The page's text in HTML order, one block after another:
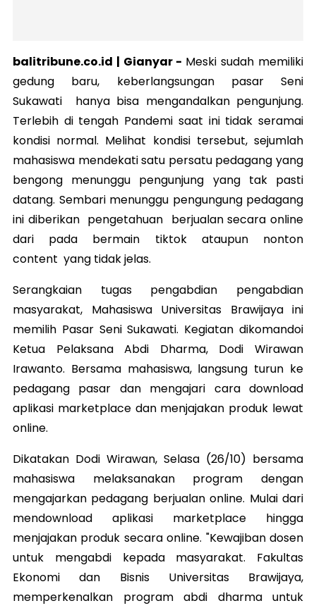
balitribune.co.id | Gianyar - Meski sudah memiliki
gedung baru, keberlangsungan pasar Seni
Sukawati hanya bisa mengandalkan pengunjung.
Terlebih di tengah Pandemi saat ini tidak seramai
kondisi normal. Melihat kondisi tersebut, sejumlah
mahasiswa mendekati satu persatu pedagang yang
bengong menunggu pengunjung yang tak pasti
datang. Sembari menunggu pengungung pedagang
ini diberikan pengetahuan berjualan secara online
dari pada bermain tiktok ataupun nonton
content yang tidak jelas.
Serangkaian tugas pengabdian pengabdian
masyarakat, Mahasiswa Universitas Brawijaya ini
memilih Pasar Seni Sukawati. Kegiatan dikomandoi
Ketua Pelaksana Abdi Dharma, Dodi Wirawan
Irawanto. Bersama mahasiswa, langsung turun ke
pedagang pasar dan mengajari cara download
aplikasi marketplace dan menjajakan produk lewat
online.
Dikatakan Dodi Wirawan, Selasa (26/10) bersama
mahasiswa melaksanakan program dengan
mengajarkan pedagang berjualan online. Mulai dari
mendownload aplikasi marketplace hingga
menjajakan produk secara online. "Kewajiban dosen
untuk mengabdi kepada masyarakat. Fakultas
Ekonomi dan Bisnis Universitas Brawijaya,
memperkenalkan program abdi dharma untuk